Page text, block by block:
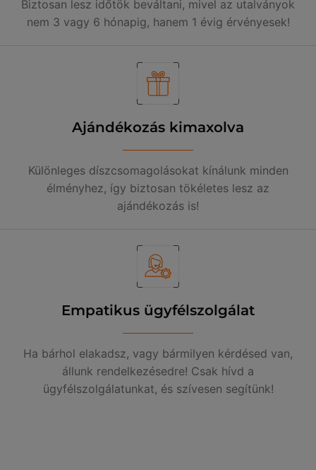
Biztosan lesz időtök beváltani, mivel az utalványok
nem 3 vagy 6 hónapig, hanem 1 évig érvényesek!
Ajándékozás kimaxolva
Különleges díszcsomagolásokat kínálunk minden
élményhez, így biztosan tökéletes lesz az
ajándékozás is!
Empatikus ügyfélszolgálat
Ha bárhol elakadsz, vagy bármilyen kérdésed van,
állunk rendelkezésedre! Csak hívd a
ügyfélszolgálatunkat, és szívesen segítünk!